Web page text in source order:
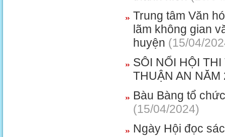
Trung tâm Văn
lãm không gian
huyện (15/04/
SÔI NỔI HỘI
THUẬN AN NĂM
Bàu Bàng tổ
(15/04/2024)
Ngày Hội đọc